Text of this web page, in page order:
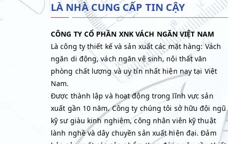
LÀ NHÀ CUNG CẤP TIN CẬY
CÔNG TY CỔ PHẦN XNK VÁCH NGĂN VIỆT NAM
Là công ty thiết kế và sản xuất các mặt hàng: Vách
ngăn di động, vách ngăn vệ sinh, nội thất văn
phòng chất lượng và uy tín nhất hiện nay tại Việt
Nam.
Được thành lập và hoạt động trong lĩnh vực sản
xuất gần 10 năm. Công ty chúng tôi sở hữu đội ngũ
kỹ sư giàu kinh nghiệm, công nhân viên kỹ thuật
lành nghề và dây chuyền sản xuất hiện đại. Đảm